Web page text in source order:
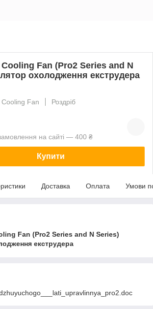
Fan (Pro2 Series and N
охолодження екструдера
Fan
Роздріб
на сайті — 400 ₴
Купити
Доставка Оплата Умови
Fan (Pro2 Series and N Series)
екструдера